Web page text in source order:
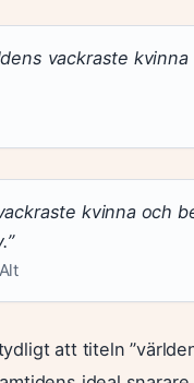
vackraste
kvinna och
att titeln